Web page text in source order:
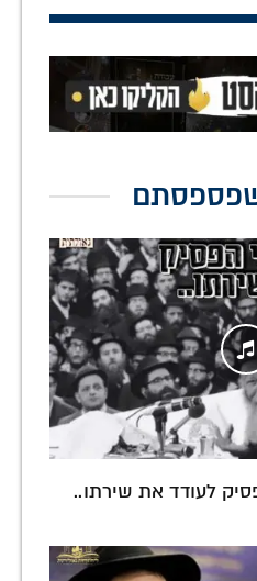
לעודד את שירתו..